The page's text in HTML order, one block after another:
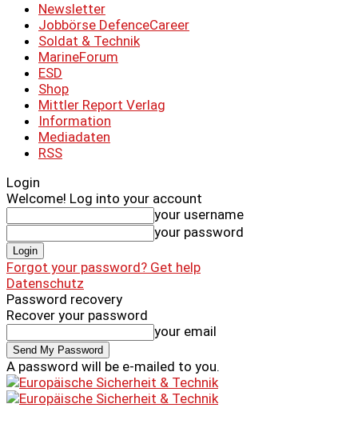
Newsletter
Jobbörse DefenceCareer
Soldat & Technik
MarineForum
ESD
Shop
Mittler Report Verlag
Information
Mediadaten
RSS
Login
Welcome! Log into your account
your username
your password
Forgot your password? Get help
Datenschutz
Password recovery
Recover your password
your email
A password will be e-mailed to you.